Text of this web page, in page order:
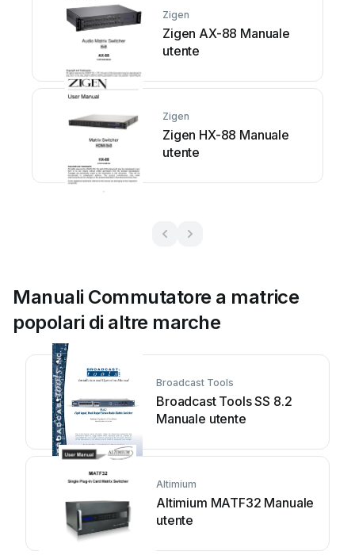
Zigen
Zigen AX-88 Manuale
utente
Zigen
Zigen HX-88 Manuale
utente
Manuali Commutatore a matrice
popolari di altre marche
Broadcast Tools
Broadcast Tools SS 8.2
Manuale utente
Altimium
Altimium MATF32 Manuale
utente